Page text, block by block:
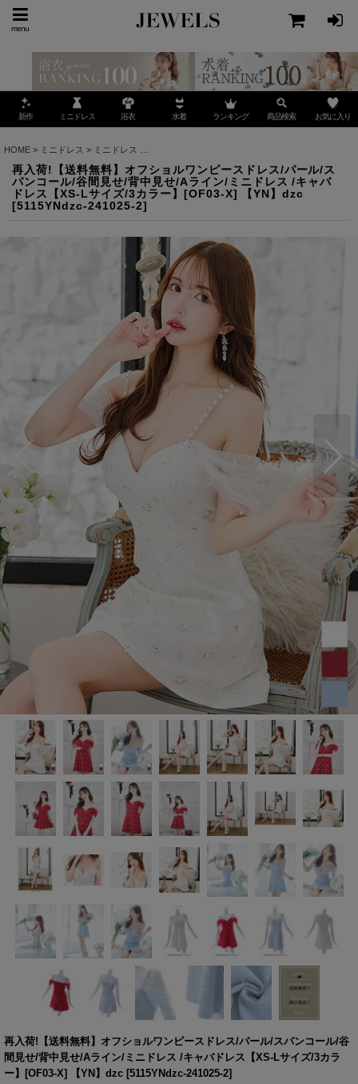
menu
新作 ミニドレス 浴衣 水着 ランキング 商品検索 お気に入り
HOME > ミニドレス > ミニドレス
再入荷!【送料無料】オフショルワンピースドレス/パール/ス
パンコール/谷間見せ/背中見せ/Aライン/ミニドレス /キャバ
ドレス【XS-Lサイズ/3カラー】[OF03-X] 【YN】dzc
[5115YNdzc-241025-2]
再入荷!【送料無料】オフショルワンピースドレス/パール/スパンコール/谷
間見せ/背中見せ/Aライン/ミニドレス /キャバドレス【XS-Lサイズ/3カラ
ー】[OF03-X] 【YN】dzc [5115YNdzc-241025-2]